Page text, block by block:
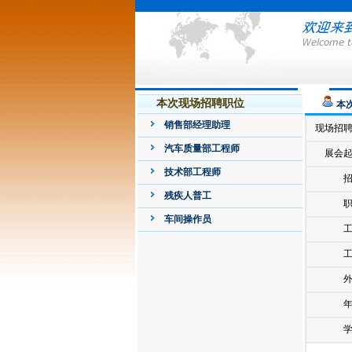
本次现场招聘职位
销售部经理助理
汽车质量部工程师
技术部工程师
残疾人普工
车间操作员
本
现场招
展会